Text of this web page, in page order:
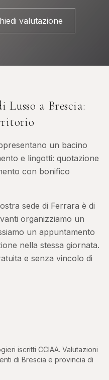
valutazione
Lusso a Brescia:
un bacino
e lingotti: quotazione
con bonifico
sede di Ferrara è di
organizziamo un
un appuntamento
nella stessa giornata.
e senza vincolo di
iscritti CCIAA. Valutazioni
di Brescia e provincia di